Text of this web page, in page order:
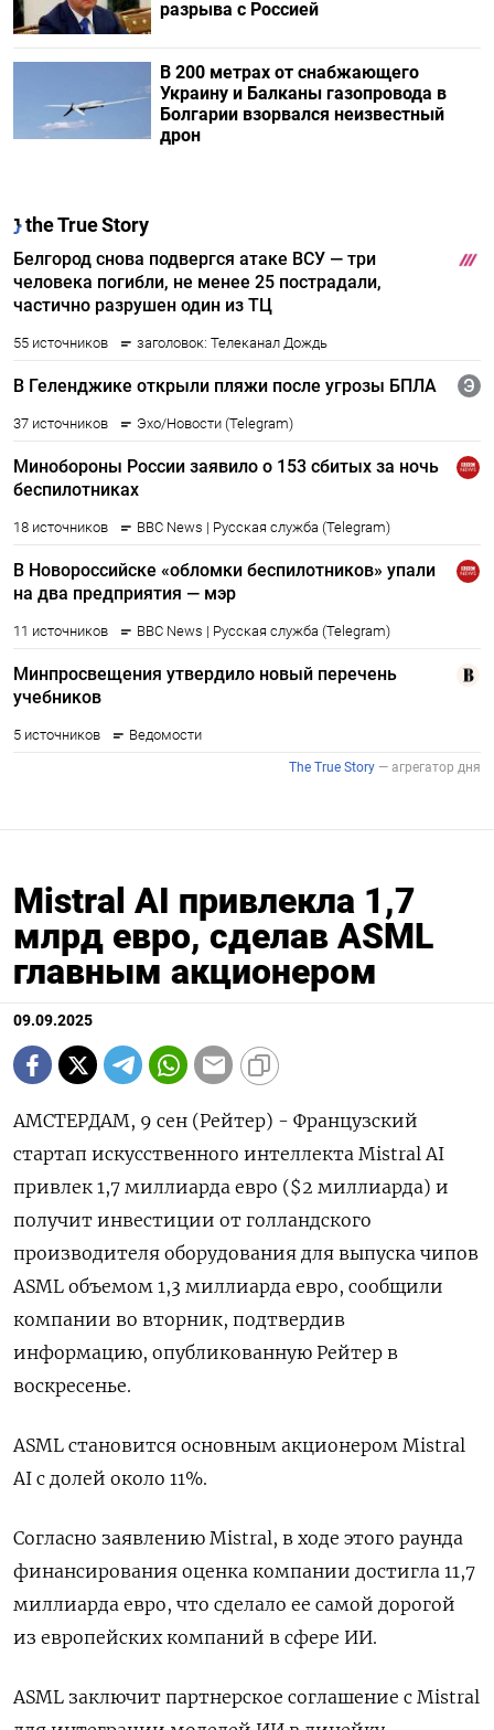
разрыва с Россией
В 200 метрах от снабжающего
Украину и Балканы газопровода в
Болгарии взорвался неизвестный
дрон
Mistral AI привлекла 1,7
млрд евро, сделав ASML
главным акционером
09.09.2025
АМСТЕРДАМ, 9 сен (Рейтер) - Французский
стартап искусственного интеллекта Mistral AI
привлек 1,7 миллиарда евро ($2 миллиарда) и
получит инвестиции от голландского
производителя оборудования для выпуска чипов
ASML объемом 1,3 миллиарда евро, сообщили
компании во вторник, подтвердив
информацию, опубликованную Рейтер в
воскресенье.
ASML становится основным акционером Mistral
AI с долей около 11%.
Согласно заявлению Mistral, в ходе этого раунда
финансирования оценка компании достигла 11,7
миллиарда евро, что сделало ее самой дорогой
из европейских компаний в сфере ИИ.
ASML заключит партнерское соглашение с Mistral